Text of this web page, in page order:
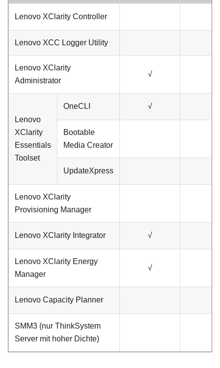
Lenovo XClarity Controller
Lenovo XCC Logger Utility
Lenovo XClarity
Administrator
√
Lenovo
XClarity
Essentials
Toolset
OneCLI √
Bootable
Media Creator
UpdateXpress
Lenovo XClarity
Provisioning Manager
Lenovo XClarity Integrator √
Lenovo XClarity Energy
Manager
√
Lenovo Capacity Planner
SMM3 (nur ThinkSystem
Server mit hoher Dichte)